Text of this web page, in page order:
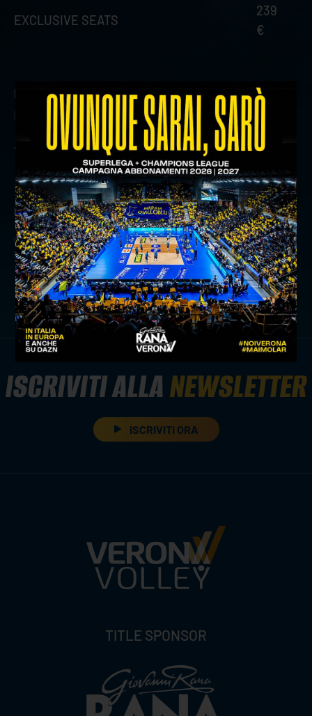
EXCLUSIVE SEATS
239
€
L'ingresso è libero, maCLICCA QUI per
prenotare il tuo posto in tribuna.
Vi aspettiamo numerosi!
precedente:archimada diventa official partner di verona
volley
successivo:primo test positivo per withu verona contro
pallavolo padova
news prima squadra
ISCRIVITI ALLANEWSLETTER
ISCRIVITI ORA
TITLE SPONSOR